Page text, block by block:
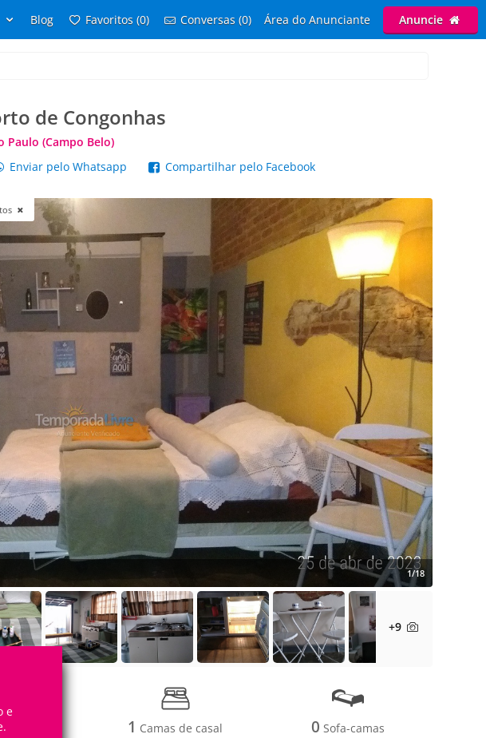
Blog Favoritos (0) Conversas (0) Área do Anunciante Anuncie
de Congonhas
Paulo (Campo Belo)
Enviar pelo Whatsapp Compartilhar pelo Facebook
e
1/18
+9
1 Camas de casal 0 Sofa-camas